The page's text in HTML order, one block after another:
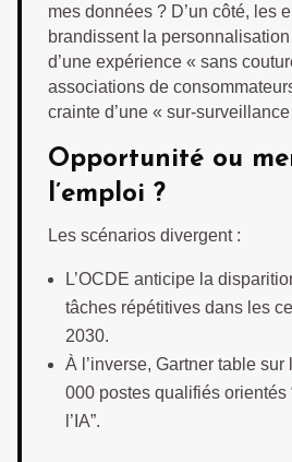
mes données ? D’un côté, les
brandissent la
d’une expérience « sans
associations de
crainte d’une « sur-
Opportunité ou
l’emploi ?
Les scénarios divergent :
L’OCDE anticipe la
tâches répétitives dans les
2030.
À l’inverse, Gartner table
000 postes qualifiés orientés
l’IA”.